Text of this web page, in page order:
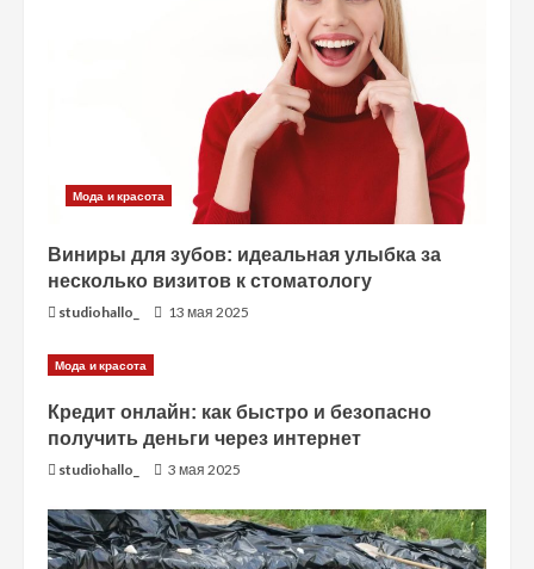
е
и
Мода и красота
Виниры для зубов: идеальная улыбка за
несколько визитов к стоматологу
studiohallo_ 13 мая 2025
Мода и красота
Кредит онлайн: как быстро и безопасно
получить деньги через интернет
studiohallo_ 3 мая 2025